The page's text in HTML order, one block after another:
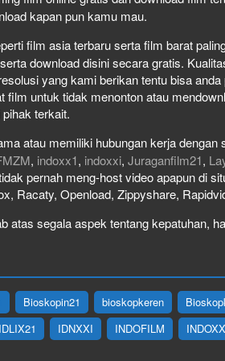
kapan pun kamu mau.
film asia terbaru serta film barat
download disini secara gratis.
yang kami berikan tentu bisa
untuk tidak menonton atau
terkait.
atau memiliki hubungan kerja dengan
, indoxx1, indoxxi, Juraganfilm21,
pernah meng-host video apapun di
Racaty, Openload, Zippyshare,
atas segala aspek tentang kepatuhan,
Bioskopin21 bioskopkeren
IDLIX21 IDNXXI INDOFILM